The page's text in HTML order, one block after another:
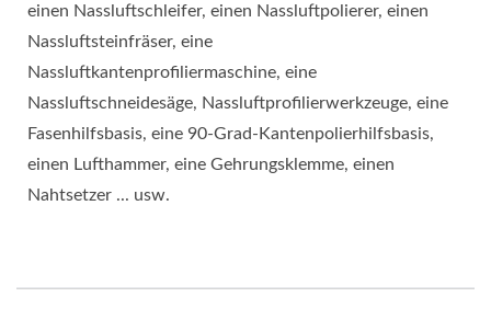
einen Nassluftschleifer, einen Nassluftpolierer, einen
Nassluftsteinfräser, eine
Nassluftkantenprofiliermaschine, eine
Nassluftschneidesäge, Nassluftprofilierwerkzeuge, eine
Fasenhilfsbasis, eine 90-Grad-Kantenpolierhilfsbasis,
einen Lufthammer, eine Gehrungsklemme, einen
Nahtsetzer ... usw.